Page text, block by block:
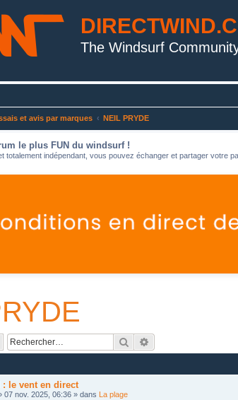
The Windsurf
et avis par marques NEIL PRYDE
le plus FUN du windsurf !
totalement indépendant, vous pouvez échanger et partager votre
Rechercher
le vent en direct
07 nov. 2025, 06:36 » dans La plage